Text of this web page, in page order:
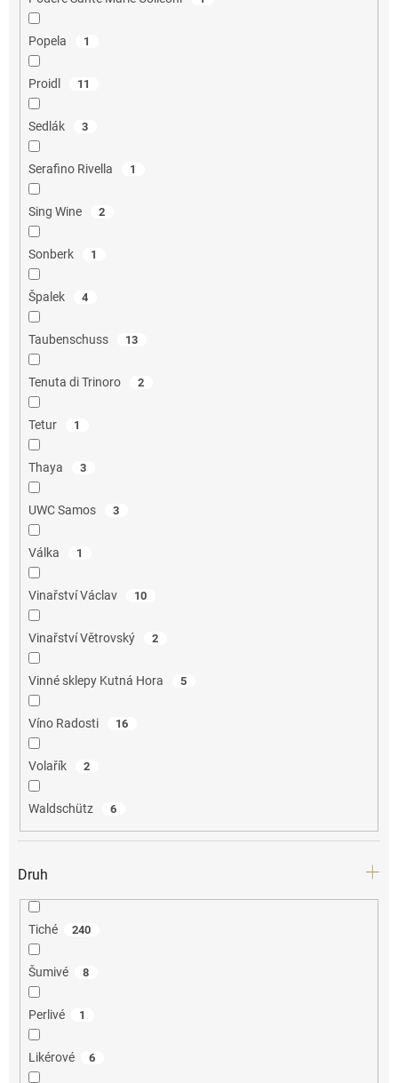
Popela 1
Proidl 11
Sedlák 3
Serafino Rivella 1
Sing Wine 2
Sonberk 1
Špalek 4
Taubenschuss 13
Tenuta di Trinoro 2
Tetur 1
Thaya 3
UWC Samos 3
Válka 1
Vinařství Václav 10
Vinařství Větrovský 2
Vinné sklepy Kutná Hora 5
Víno Radosti 16
Volařík 2
Waldschütz 6
Druh
Tiché 240
Šumivé 8
Perlivé 1
Likérové 6